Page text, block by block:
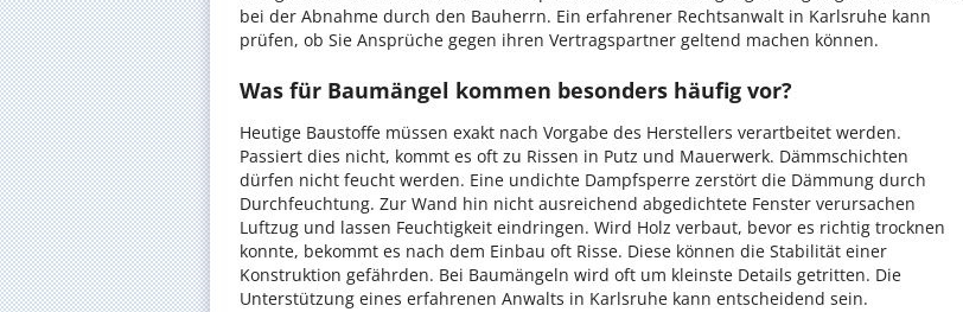
bei der Abnahme durch den Bauherrn. Ein erfahrener Rechtsanwalt in Karlsruhe kann
prüfen, ob Sie Ansprüche gegen ihren Vertragspartner geltend machen können.
Was für Baumängel kommen besonders häufig vor?
Heutige Baustoffe müssen exakt nach Vorgabe des Herstellers verartbeitet werden.
Passiert dies nicht, kommt es oft zu Rissen in Putz und Mauerwerk. Dämmschichten
dürfen nicht feucht werden. Eine undichte Dampfsperre zerstört die Dämmung durch
Durchfeuchtung. Zur Wand hin nicht ausreichend abgedichtete Fenster verursachen
Luftzug und lassen Feuchtigkeit eindringen. Wird Holz verbaut, bevor es richtig trocknen
konnte, bekommt es nach dem Einbau oft Risse. Diese können die Stabilität einer
Konstruktion gefährden. Bei Baumängeln wird oft um kleinste Details getritten. Die
Unterstützung eines erfahrenen Anwalts in Karlsruhe kann entscheidend sein.